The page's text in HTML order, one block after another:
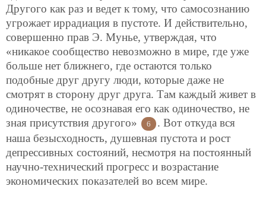
Другого как раз и ведет к тому, что самосознанию
угрожает иррадиация в пустоте. И действительно,
совершенно прав Э. Мунье, утверждая, что
«никакое сообщество невозможно в мире, где уже
больше нет ближнего, где остаются только
подобные друг другу люди, которые даже не
смотрят в сторону друг друга. Там каждый живет в
одиночестве, не осознавая его как одиночество, не
зная присутствия другого»
6
. Вот откуда вся
наша безысходность, душевная пустота и рост
депрессивных состояний, несмотря на постоянный
научно-технический прогресс и возрастание
экономических показателей во всем мире.